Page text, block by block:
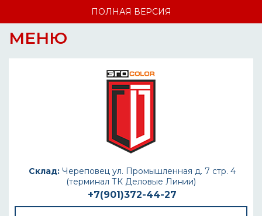
ПОЛНАЯ ВЕРСИЯ
МЕНЮ
Склад: Череповец ул. Промышленная д. 7 стр. 4
(терминал ТК Деловые Линии)
+7(901)372-44-27